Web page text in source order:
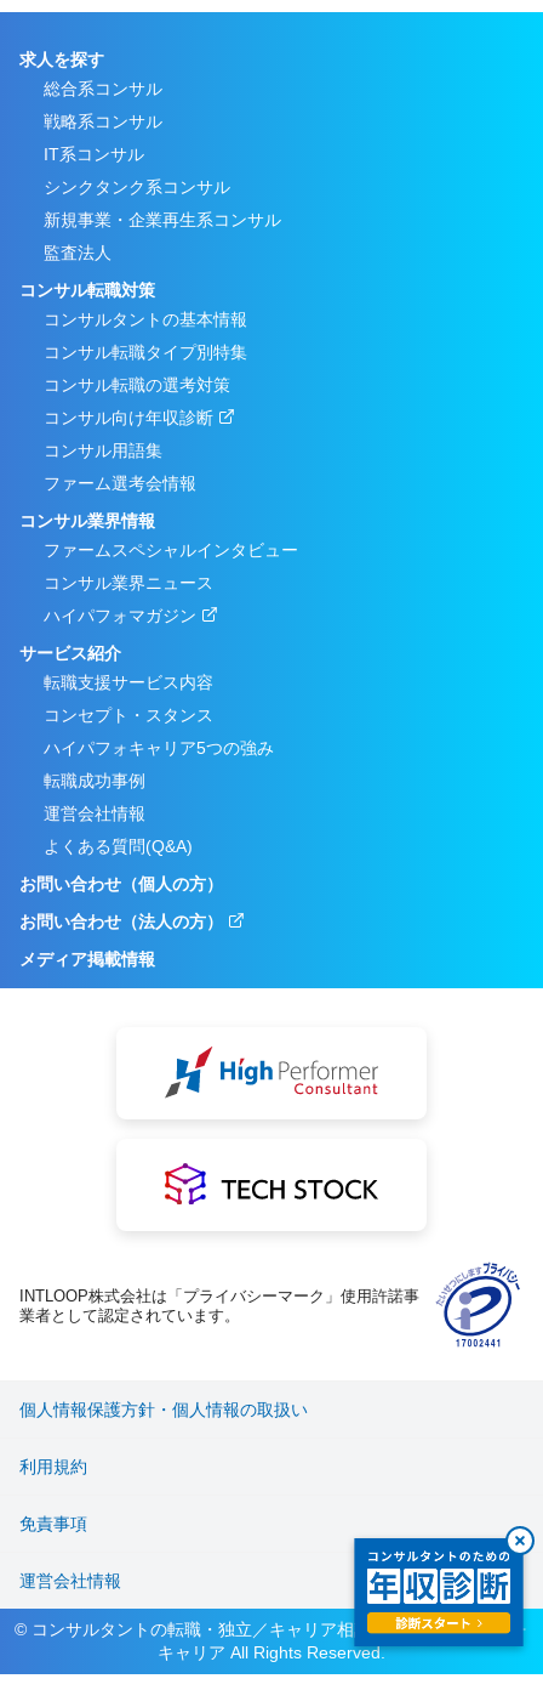
求人を探す
総合系コンサル
戦略系コンサル
IT系コンサル
シンクタンク系コンサル
新規事業・企業再生系コンサル
監査法人
コンサル転職対策
コンサルタントの基本情報
コンサル転職タイプ別特集
コンサル転職の選考対策
コンサル向け年収診断
コンサル用語集
ファーム選考会情報
コンサル業界情報
ファームスペシャルインタビュー
コンサル業界ニュース
ハイパフォマガジン
サービス紹介
転職支援サービス内容
コンセプト・スタンス
ハイパフォキャリア5つの強み
転職成功事例
運営会社情報
よくある質問(Q&A)
お問い合わせ（個人の方）
お問い合わせ（法人の方）
メディア掲載情報
INTLOOP株式会社は「プライバシーマーク」使用許諾事
業者として認定されています。
個人情報保護方針・個人情報の取扱い
利用規約
免責事項
運営会社情報
© コンサルタントの転職・独立／キャリア相談サービス ハイパフォ
キャリア All Rights Reserved.